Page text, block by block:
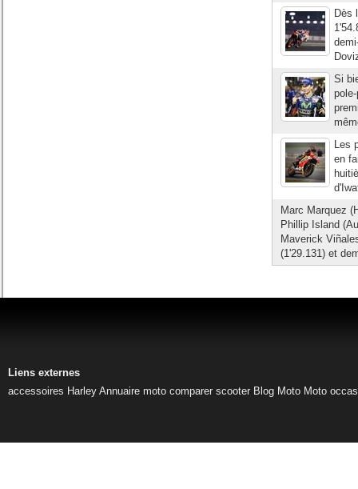
Dès
Si
Les
en
Marc Marquez
Phillip Island
Maverick
(1'29.131) et
Liens externes
accessoires Harley Annuaire moto comparer scooter Blog Moto Moto